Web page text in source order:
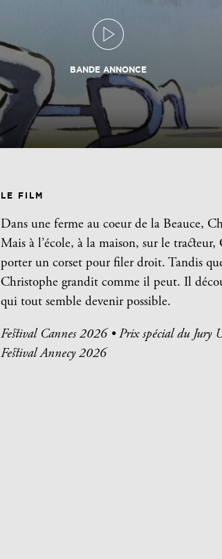
BANDE ANNONCE
LE FILM
Dans une ferme au coeur de la Beauce,
Mais à l’école, à la maison, sur le
porter un corset pour filer droit. Tandis
Christophe grandit comme il peut. Il
qui tout semble devenir possible.
Festival Cannes 2026 •Prix spécial du Jury
Festival Annecy 2026